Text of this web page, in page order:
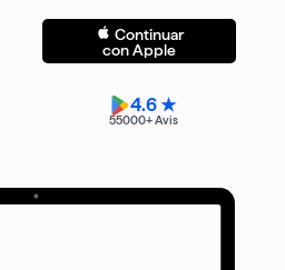
Continuar
con Apple
4.6 ★
55000+ Avis